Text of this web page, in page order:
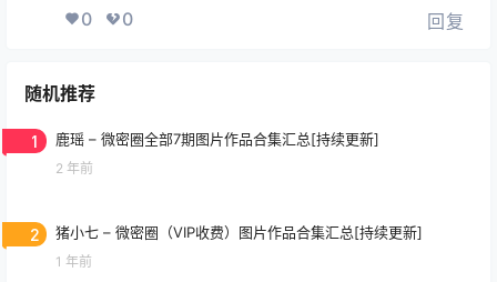
0
0 回复
随机推荐
1 鹿瑶 – 微密圈全部7期图片作品合集汇总[持续更新]
2 年前
2 猪小七 – 微密圈（VIP收费）图片作品合集汇总[持续更新]
1 年前